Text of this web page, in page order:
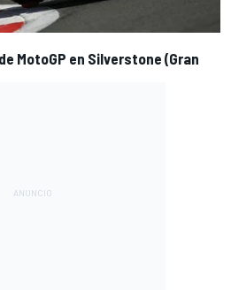
MotoGP en Silverstone (Gran